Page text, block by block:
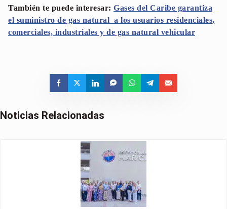
También te puede interesar: Gases del Caribe garantiza
el suministro de gas natural a los usuarios residenciales,
comerciales, industriales y de gas natural vehicular
Noticias Relacionadas